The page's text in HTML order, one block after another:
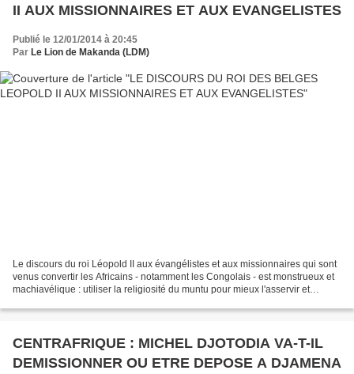
II AUX MISSIONNAIRES ET AUX EVANGELISTES
Publié le 12/01/2014 à 20:45
Par Le Lion de Makanda (LDM)
Le discours du roi Léopold II aux évangélistes et aux missionnaires qui sont
venus convertir les Africains - notamment les Congolais - est monstrueux et
machiavélique : utiliser la religiosité du muntu pour mieux l'asservir et
CENTRAFRIQUE : MICHEL DJOTODIA VA-T-IL
DEMISSIONNER OU ETRE DEPOSE A DJAMENA